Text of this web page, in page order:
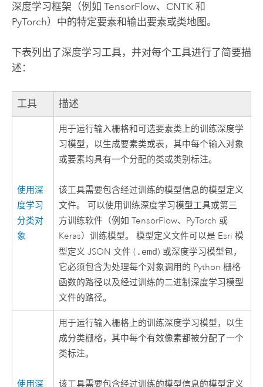
深度学习框架（例如 TensorFlow、CNTK 和
PyTorch）中的特定要素和输出要素或类地图。
下表列出了深度学习工具，并对每个工具进行了简要描
述：
工具 描述
使用深
度学习
分类对
象
用于运行输入栅格和可选要素类上的训练深度学
习模型，以生成要素类或表，其中每个输入对象
或要素均具有一个分配的类或类别标注。
该工具需要包含经过训练的模型信息的模型定义
文件。 可以使用训练深度学习模型工具或第三
方训练软件（例如 TensorFlow、PyTorch 或
Keras）训练模型。 模型定义文件可以是 Esri 模
型定义 JSON 文件 ( .emd) 或深度学习模型包，
它必须包含为处理每个对象调用的 Python 栅格
函数的路径以及经过训练的二进制深度学习模型
文件的路径。
使用深
用于运行输入栅格上的训练深度学习模型，以生
成分类栅格，其中每个有效像素都被分配了一个
类标注。
该工具需要包含经过训练的模型信息的模型定义